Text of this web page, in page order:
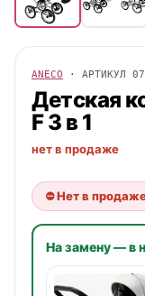
ANECO · АРТИКУЛ
Детская
F 3 в 1
нет в продаже
⛔ Нет в
На замену — в